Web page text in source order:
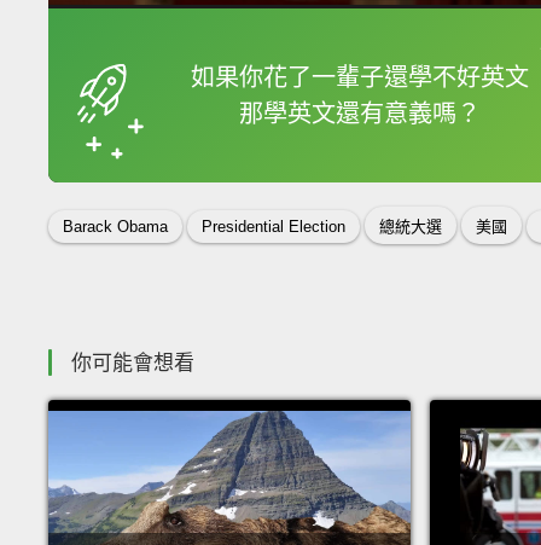
如果你花了一輩子還學不好英文
那學英文還有意義嗎？
框選或點兩下字幕可
Barack Obama Presidential Election 總統大選 美國
你可能會想看